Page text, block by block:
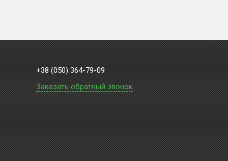
+38 (050) 364-79-09
Заказать обратный звонок